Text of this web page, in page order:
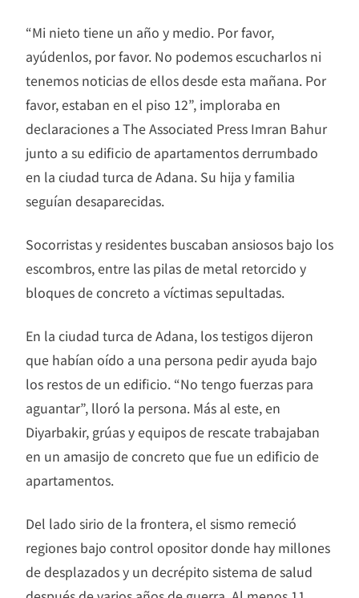
“Mi nieto tiene un año y medio. Por favor,
ayúdenlos, por favor. No podemos escucharlos ni
tenemos noticias de ellos desde esta mañana. Por
favor, estaban en el piso 12”, imploraba en
declaraciones a The Associated Press Imran Bahur
junto a su edificio de apartamentos derrumbado
en la ciudad turca de Adana. Su hija y familia
seguían desaparecidas.
Socorristas y residentes buscaban ansiosos bajo los
escombros, entre las pilas de metal retorcido y
bloques de concreto a víctimas sepultadas.
En la ciudad turca de Adana, los testigos dijeron
que habían oído a una persona pedir ayuda bajo
los restos de un edificio. “No tengo fuerzas para
aguantar”, lloró la persona. Más al este, en
Diyarbakir, grúas y equipos de rescate trabajaban
en un amasijo de concreto que fue un edificio de
apartamentos.
Del lado sirio de la frontera, el sismo remeció
regiones bajo control opositor donde hay millones
de desplazados y un decrépito sistema de salud